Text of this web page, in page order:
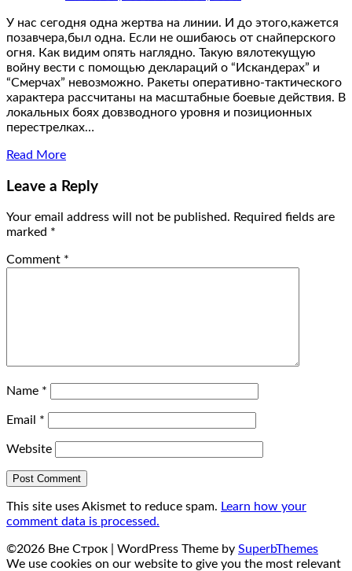
У нас сегодня одна жертва на линии. И до этого,кажется
позавчера,был одна. Если не ошибаюсь от снайперского
огня. Как видим опять наглядно. Такую вялотекущую
войну вести с помощью деклараций о “Искандерах” и
“Смерчах” невозможно. Ракеты оперативно-тактического
характера рассчитаны на масштабные боевые действия. В
локальных боях довзводного уровня и позиционных
перестрелках…
Read More
Leave a Reply
Your email address will not be published. Required fields are
marked *
Comment *
Name *
Email *
Website
This site uses Akismet to reduce spam. Learn how your
comment data is processed.
©2026 Вне Строк | WordPress Theme by SuperbThemes
We use cookies on our website to give you the most relevant